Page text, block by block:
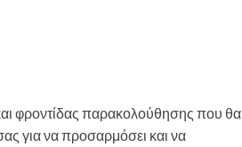
φροντίδας παρακολούθησης που θα
για να προσαρμόσει και να